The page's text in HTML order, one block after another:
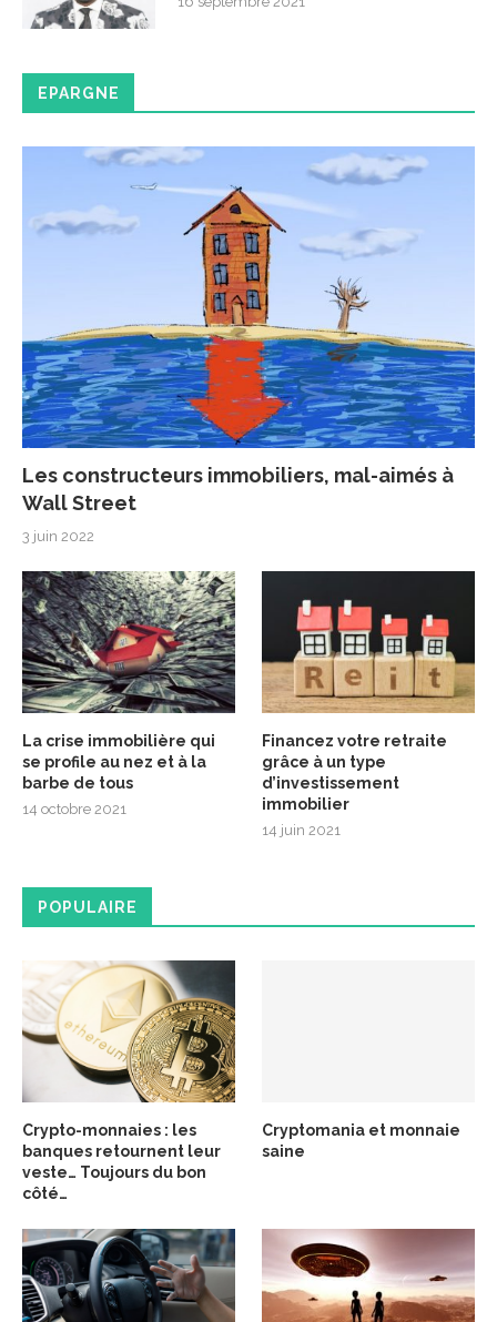
EPARGNE
Les constructeurs immobiliers, mal-aimés à
Wall Street
3 juin 2022
La crise immobilière qui
se profile au nez et à la
barbe de tous
14 octobre 2021
Financez votre retraite
grâce à un type
d’investissement
immobilier
14 juin 2021
POPULAIRE
Crypto-monnaies : les
banques retournent leur
veste… Toujours du bon
côté…
Cryptomania et monnaie
saine